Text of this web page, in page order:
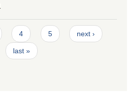
4 5 next ›
last »